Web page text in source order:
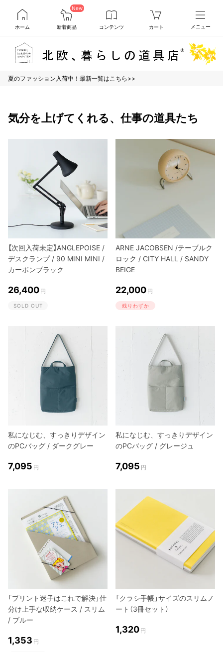
ホーム
New
新着商品 コンテンツ カート メニュー
夏のファッション入荷中！最新一覧はこちら>>
気分を上げてくれる、仕事の道具たち
【次回入荷未定】ANGLEPOISE /
デスクランプ / 90 MINI MINI /
カーボンブラック
26,400 円
SOLD OUT
ARNE JACOBSEN /テーブルク
ロック / CITY HALL / SANDY
BEIGE
22,000 円
残りわずか
私になじむ、すっきりデザイン
のPCバッグ / ダークグレー
7,095 円
私になじむ、すっきりデザイン
のPCバッグ / グレージュ
7,095 円
「プリント迷子はこれで解決」仕
分け上手な収納ケース / スリム
/ ブルー
1,353 円
「クラシ手帳」サイズのスリムノ
ート（3冊セット）
1,320 円